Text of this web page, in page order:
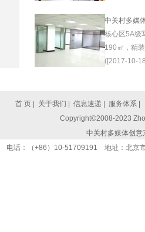
中关村多媒
核心区5A级
190㎡，精
([2017-10-
首 页 关于我们 信息速递 服务体系
Copyright©2008-2023
中关村多媒体创
电话：（+86）10-51709191 地址：北京